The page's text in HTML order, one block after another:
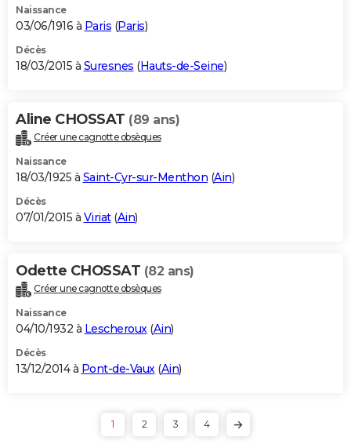
Naissance
03/06/1916 à Paris (Paris)
Décès
18/03/2015 à Suresnes (Hauts-de-Seine)
Aline CHOSSAT (89 ans)
Créer une cagnotte obsèques
Naissance
18/03/1925 à Saint-Cyr-sur-Menthon (Ain)
Décès
07/01/2015 à Viriat(Ain)
Odette CHOSSAT (82 ans)
Créer une cagnotte obsèques
Naissance
04/10/1932 à Lescheroux (Ain)
Décès
13/12/2014 à Pont-de-Vaux (Ain)
1 2 3 4